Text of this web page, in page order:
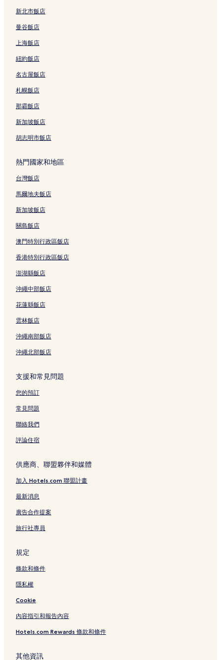
新北市飯店
曼谷飯店
上海飯店
紐約飯店
名古屋飯店
札幌飯店
那霸飯店
新加坡飯店
胡志明市飯店
熱門國家和地區
台灣飯店
馬爾地夫飯店
新加坡飯店
關島飯店
澳門特別行政區飯店
香港特別行政區飯店
澎湖縣飯店
沖繩中部飯店
花蓮縣飯店
雲林飯店
沖繩南部飯店
沖繩北部飯店
支援和常見問題
您的預訂
常見問題
聯絡我們
評論住宿
供應商、聯盟夥伴和媒體
加入 Hotels.com 聯盟計畫
最新消息
廣告合作提案
旅行社專員
規定
條款和條件
隱私權
Cookie
內容指引和報告內容
Hotels.com Rewards 條款和條件
其他資訊